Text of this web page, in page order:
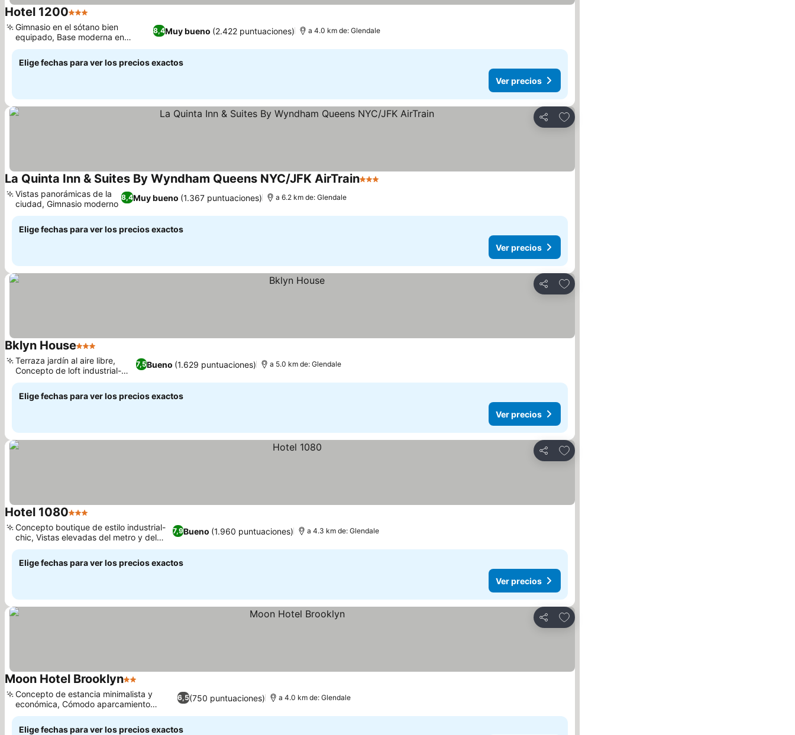
Hotel 12003 Estrellas
8,4Muy bueno (2.422 puntuaciones)
Gimnasio en el sótano bien
equipado, Base moderna en
Bushwick, Brooklyn
a 4.0 km de: Glendale
Elige fechas para ver los precios exactos
Ver precios
Compartir
Agregar a favoritos
La Quinta Inn & Suites By Wyndham Queens NYC/JFK AirTrain3 Estrellas
8,4Muy bueno (1.367 puntuaciones)
Vistas panorámicas de la
ciudad, Gimnasio moderno
a 6.2 km de: Glendale
Elige fechas para ver los precios exactos
Ver precios
Compartir
Agregar a favoritos
Bklyn House3 Estrellas
7,5Bueno (1.629 puntuaciones)
Terraza jardín al aire libre,
Concepto de loft industrial-
chic
a 5.0 km de: Glendale
Elige fechas para ver los precios exactos
Ver precios
Compartir
Agregar a favoritos
Hotel 10803 Estrellas
7,9Bueno (1.960 puntuaciones)
Concepto boutique de estilo industrial-
chic, Vistas elevadas del metro y del
horizonte
a 4.3 km de: Glendale
Elige fechas para ver los precios exactos
Ver precios
Compartir
Agregar a favoritos
Moon Hotel Brooklyn2 Estrellas
6,5(750 puntuaciones)
Concepto de estancia minimalista y
económica, Cómodo aparcamiento
externo
a 4.0 km de: Glendale
Elige fechas para ver los precios exactos